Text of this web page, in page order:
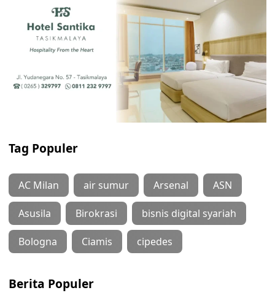
Tag Populer
AC Milan air sumur Arsenal ASN
Asusila Birokrasi bisnis digital syariah
Bologna Ciamis cipedes
Berita Populer